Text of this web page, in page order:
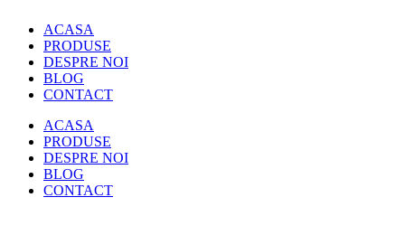
ACASA
PRODUSE
DESPRE NOI
BLOG
CONTACT
ACASA
PRODUSE
DESPRE NOI
BLOG
CONTACT